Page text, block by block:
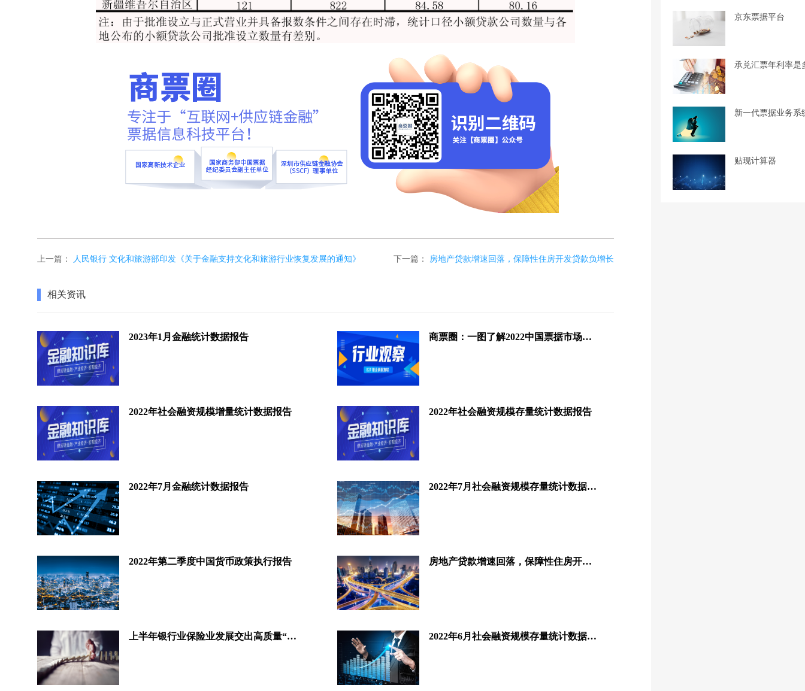
上一篇： 人民银行 文化和旅游部印发《关于金融支持文化和旅游行业恢复发展的通知》 下一篇： 房地产贷款增速回落，保障性住房开发贷款负增长
相关资讯
2023年1月金融统计数据报告 商票圈：一图了解2022中国票据市场运行情况
2022年社会融资规模增量统计数据报告 2022年社会融资规模存量统计数据报告
2022年7月金融统计数据报告 2022年7月社会融资规模存量统计数据报告
2022年第二季度中国货币政策执行报告 房地产贷款增速回落，保障性住房开发贷款负增长
上半年银行业保险业发展交出高质量“答卷” 2022年6月社会融资规模存量统计数据报告
京东票据平台
承兑汇票年利率是
新一代票据业务系
贴现计算器